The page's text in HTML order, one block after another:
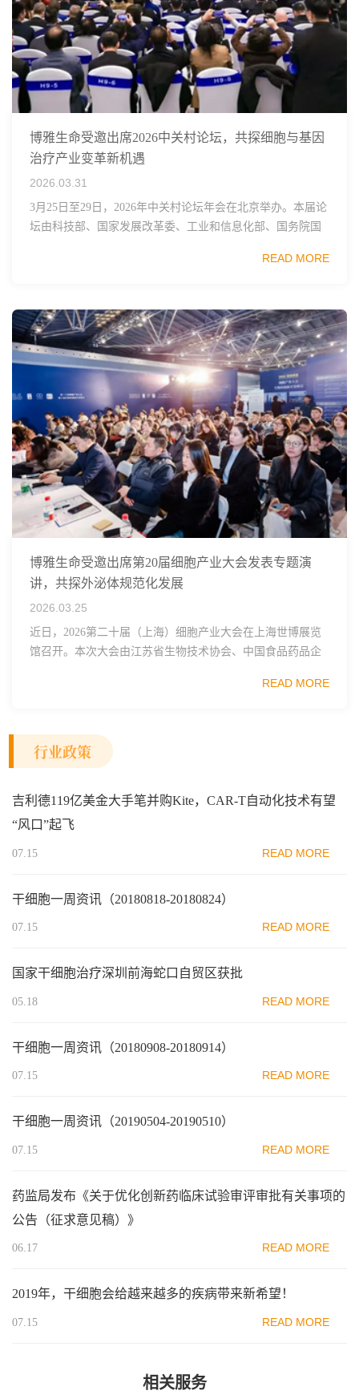
博雅生命受邀出席2026中关村论坛，共探细胞与基因
治疗产业变革新机遇
2026.03.31
3月25日至29日，2026年中关村论坛年会在北京举办。本届论
坛由科技部、国家发展改革委、工业和信息化部、国务院国
READ MORE
博雅生命受邀出席第20届细胞产业大会发表专题演
讲，共探外泌体规范化发展
2026.03.25
近日，2026第二十届（上海）细胞产业大会在上海世博展览
馆召开。本次大会由江苏省生物技术协会、中国食品药品企
范区生物医药行业协会、瑞士日内瓦长寿科学...
READ MORE
行业政策
吉利德119亿美金大手笔并购Kite，CAR-T自动化技术有望
“风口”起飞
07.15 READ MORE
干细胞一周资讯（20180818-20180824）
07.15 READ MORE
国家干细胞治疗深圳前海蛇口自贸区获批
05.18 READ MORE
干细胞一周资讯（20180908-20180914）
07.15 READ MORE
干细胞一周资讯（20190504-20190510）
07.15 READ MORE
药监局发布《关于优化创新药临床试验审评审批有关事项的
公告（征求意见稿）》
06.17 READ MORE
2019年，干细胞会给越来越多的疾病带来新希望！
07.15 READ MORE
相关服务